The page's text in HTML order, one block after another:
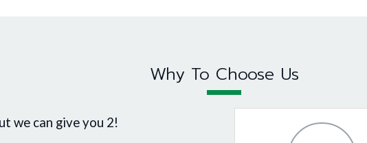
Why To Choose Us
we can give you 2!